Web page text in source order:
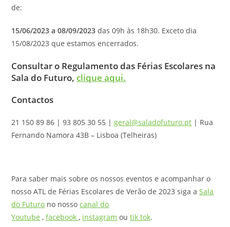
de:
15/06/2023 a 08/09/2023das 09h às 18h30. Exceto dia
15/08/2023 que estamos encerrados.
Consultar o Regulamento das Férias Escolares na
Sala do Futuro,clique aqui.
Contactos
21 150 89 86 | 93 805 30 55 | geral@saladofuturo.pt | Rua
Fernando Namora 43B – Lisboa (Telheiras)
Para saber mais sobre os nossos eventos e acompanhar o
nosso ATL de Férias Escolares de Verão de 2023 siga aSala
do Futuro no nossocanal do
Youtube ,facebook , instagram outik tok.